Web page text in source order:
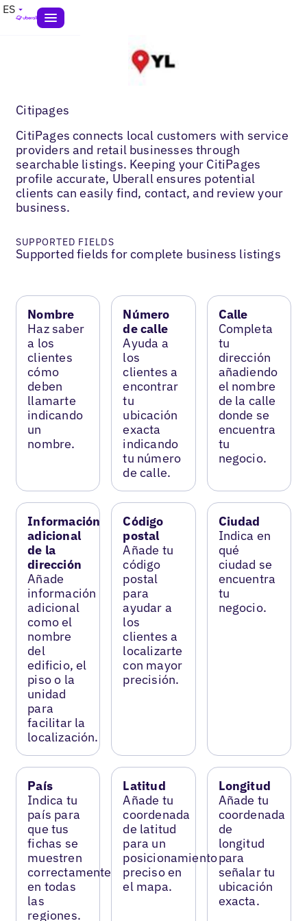
ES
Citipages
CitiPages connects local customers with service
providers and retail businesses through
searchable listings. Keeping your CitiPages
profile accurate, Uberall ensures potential
clients can easily find, contact, and review your
business.
SUPPORTED FIELDS
Supported fields for complete business listings
Nombre
Haz saber
a los
clientes
cómo
deben
llamarte
indicando
un
nombre.
Número
de calle
Ayuda a
los
clientes a
encontrar
tu
ubicación
exacta
indicando
tu número
de calle.
Calle
Completa
tu
dirección
añadiendo
el nombre
de la calle
donde se
encuentra
tu
negocio.
Información
adicional
de la
dirección
Añade
información
adicional
como el
nombre
del
edificio, el
piso o la
unidad
para
facilitar la
localización.
Código
postal
Añade tu
código
postal
para
ayudar a
los
clientes a
localizarte
con mayor
precisión.
Ciudad
Indica en
qué
ciudad se
encuentra
tu
negocio.
País
Indica tu
país para
que tus
fichas se
muestren
correctamente
en todas
las
regiones.
Latitud
Añade tu
coordenada
de latitud
para un
posicionamiento
preciso en
el mapa.
Longitud
Añade tu
coordenada
de
longitud
para
señalar tu
ubicación
exacta.